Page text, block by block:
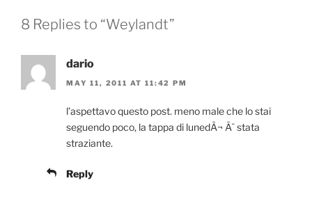
8 Replies to “Weylandt”
dario
MAY 11, 2011 AT 11:42 PM
l’aspettavo questo post. meno male che lo stai
seguendo poco, la tappa di lunedÃ¬ Ã¨ stata
straziante.
Reply